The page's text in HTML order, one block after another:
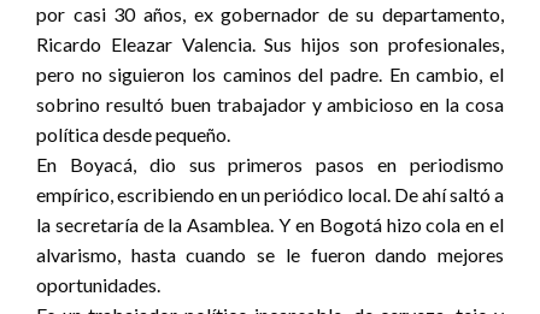
por casi 30 años, ex gobernador de su departamento,
Ricardo Eleazar Valencia. Sus hijos son profesionales,
pero no siguieron los caminos del padre. En cambio, el
sobrino resultó buen trabajador y ambicioso en la cosa
política desde pequeño.
En Boyacá, dio sus primeros pasos en periodismo
empírico, escribiendo en un periódico local. De ahí saltó a
la secretaría de la Asamblea. Y en Bogotá hizo cola en el
alvarismo, hasta cuando se le fueron dando mejores
oportunidades.